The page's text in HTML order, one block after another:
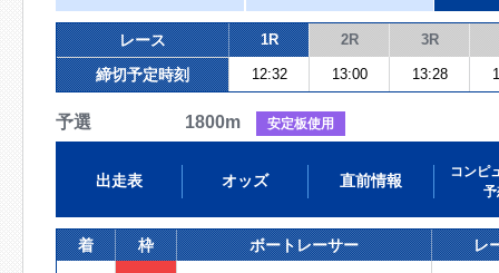
レース 1R 2R 3R
締切予定時刻 12:32 13:00 13:28
予選 1800m 安定板使用
出走表 オッズ 直前情報
コンピ
予
着 枠 ボートレーサー レ